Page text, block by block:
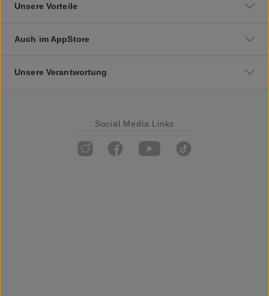
Unsere Vorteile
Auch im AppStore
Unsere Verantwortung
Social Media Links